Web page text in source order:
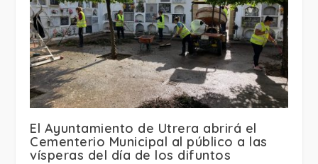
El Ayuntamiento de Utrera abrirá el
Cementerio Municipal al público a las
vísperas del día de los difuntos